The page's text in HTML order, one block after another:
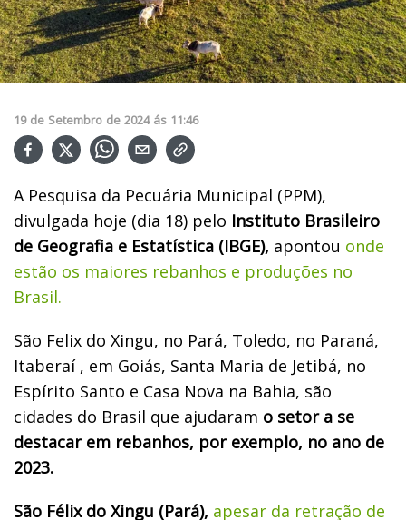
19 de Setembro de 2024 ás 11:46
A Pesquisa da Pecuária Municipal (PPM),
divulgada hoje (dia 18) pelo Instituto Brasileiro
de Geografia e Estatística (IBGE), apontou onde
estão os maiores rebanhos e produções no
Brasil.
São Felix do Xingu, no Pará, Toledo, no Paraná,
Itaberaí , em Goiás, Santa Maria de Jetibá, no
Espírito Santo e Casa Nova na Bahia, são
cidades do Brasil que ajudaram o setor a se
destacar em rebanhos, por exemplo, no ano de
2023.
São Félix do Xingu (Pará), apesar da retração de